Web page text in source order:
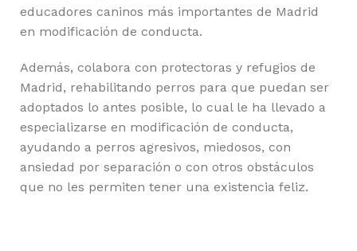
educadores caninos más importantes de Madrid
en modificación de conducta.
Además, colabora con protectoras y refugios de
Madrid, rehabilitando perros para que puedan ser
adoptados lo antes posible, lo cual le ha llevado a
especializarse en modificación de conducta,
ayudando a perros agresivos, miedosos, con
ansiedad por separación o con otros obstáculos
que no les permiten tener una existencia feliz.